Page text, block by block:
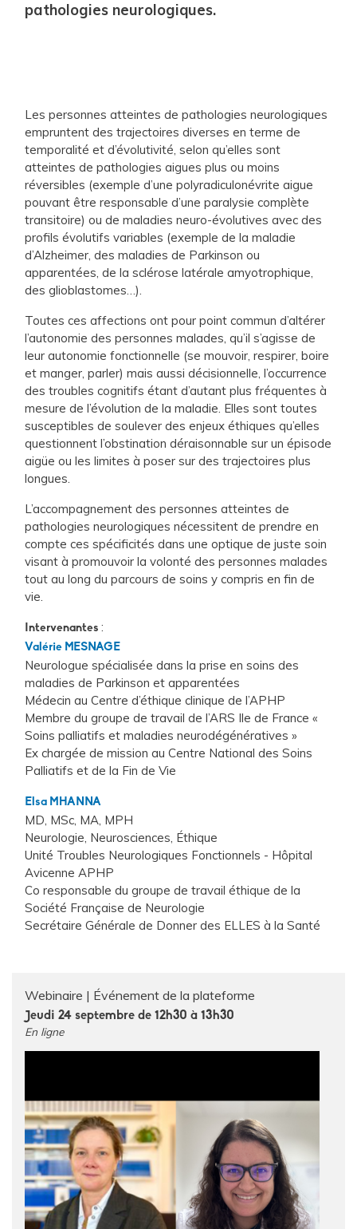
pathologies neurologiques.
Les personnes atteintes de pathologies neurologiques
empruntent des trajectoires diverses en terme de
temporalité et d’évolutivité, selon qu’elles sont
atteintes de pathologies aigues plus ou moins
réversibles (exemple d’une polyradiculonévrite aigue
pouvant être responsable d’une paralysie complète
transitoire) ou de maladies neuro-évolutives avec des
profils évolutifs variables (exemple de la maladie
d’Alzheimer, des maladies de Parkinson ou
apparentées, de la sclérose latérale amyotrophique,
des glioblastomes…).
Toutes ces affections ont pour point commun d’altérer
l’autonomie des personnes malades, qu’il s’agisse de
leur autonomie fonctionnelle (se mouvoir, respirer, boire
et manger, parler) mais aussi décisionnelle, l’occurrence
des troubles cognitifs étant d’autant plus fréquentes à
mesure de l’évolution de la maladie. Elles sont toutes
susceptibles de soulever des enjeux éthiques qu’elles
questionnent l’obstination déraisonnable sur un épisode
aigüe ou les limites à poser sur des trajectoires plus
longues.
L’accompagnement des personnes atteintes de
pathologies neurologiques nécessitent de prendre en
compte ces spécificités dans une optique de juste soin
visant à promouvoir la volonté des personnes malades
tout au long du parcours de soins y compris en fin de
vie.
Intervenantes :
Valérie MESNAGE
Neurologue spécialisée dans la prise en soins des
maladies de Parkinson et apparentées
Médecin au Centre d’éthique clinique de l’APHP
Membre du groupe de travail de l’ARS Ile de France «
Soins palliatifs et maladies neurodégénératives »
Ex chargée de mission au Centre National des Soins
Palliatifs et de la Fin de Vie
Elsa MHANNA
MD, MSc, MA, MPH
Neurologie, Neurosciences, Éthique
Unité Troubles Neurologiques Fonctionnels - Hôpital
Avicenne APHP
Co responsable du groupe de travail éthique de la
Société Française de Neurologie
Secrétaire Générale de Donner des ELLES à la Santé
Webinaire Événement de la plateforme
Jeudi 24 septembre de 12h30 à 13h30
En ligne